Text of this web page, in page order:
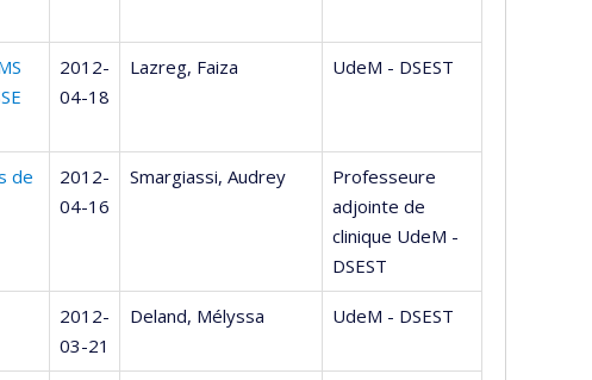
2012-
04-18
Lazreg, Faiza UdeM - DSEST
de
2012-
04-16
Smargiassi, Audrey
Professeure
adjointe de
clinique UdeM -
DSEST
2012-
03-21
Deland, Mélyssa UdeM - DSEST